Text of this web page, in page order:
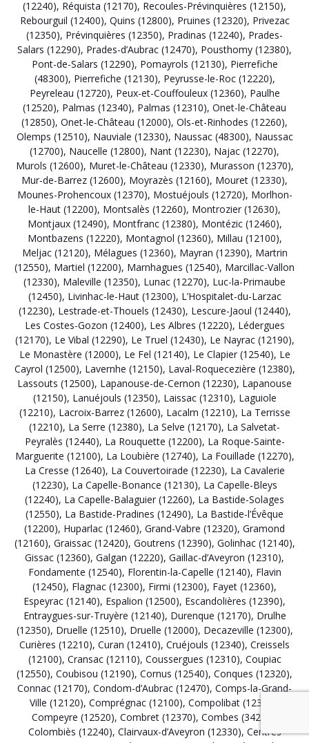
(12240), Réquista (12170), Recoules-Prévinquières (12150),
Rebourguil (12400), Quins (12800), Pruines (12320), Privezac
(12350), Prévinquières (12350), Pradinas (12240), Prades-
Salars (12290), Prades-d’Aubrac (12470), Pousthomy (12380),
Pont-de-Salars (12290), Pomayrols (12130), Pierrefiche
(48300), Pierrefiche (12130), Peyrusse-le-Roc (12220),
Peyreleau (12720), Peux-et-Couffouleux (12360), Paulhe
(12520), Palmas (12340), Palmas (12310), Onet-le-Château
(12850), Onet-le-Château (12000), Ols-et-Rinhodes (12260),
Olemps (12510), Nauviale (12330), Naussac (48300), Naussac
(12700), Naucelle (12800), Nant (12230), Najac (12270),
Murols (12600), Muret-le-Château (12330), Murasson (12370),
Mur-de-Barrez (12600), Moyrazès (12160), Mouret (12330),
Mounes-Prohencoux (12370), Mostuéjouls (12720), Morlhon-
le-Haut (12200), Montsalès (12260), Montrozier (12630),
Montjaux (12490), Montfranc (12380), Montézic (12460),
Montbazens (12220), Montagnol (12360), Millau (12100),
Meljac (12120), Mélagues (12360), Mayran (12390), Martrin
(12550), Martiel (12200), Marnhagues (12540), Marcillac-Vallon
(12330), Maleville (12350), Lunac (12270), Luc-la-Primaube
(12450), Livinhac-le-Haut (12300), L’Hospitalet-du-Larzac
(12230), Lestrade-et-Thouels (12430), Lescure-Jaoul (12440),
Les Costes-Gozon (12400), Les Albres (12220), Lédergues
(12170), Le Vibal (12290), Le Truel (12430), Le Nayrac (12190),
Le Monastère (12000), Le Fel (12140), Le Clapier (12540), Le
Cayrol (12500), Lavernhe (12150), Laval-Roquecezière (12380),
Lassouts (12500), Lapanouse-de-Cernon (12230), Lapanouse
(12150), Lanuéjouls (12350), Laissac (12310), Laguiole
(12210), Lacroix-Barrez (12600), Lacalm (12210), La Terrisse
(12210), La Serre (12380), La Selve (12170), La Salvetat-
Peyralès (12440), La Rouquette (12200), La Roque-Sainte-
Marguerite (12100), La Loubière (12740), La Fouillade (12270),
La Cresse (12640), La Couvertoirade (12230), La Cavalerie
(12230), La Capelle-Bonance (12130), La Capelle-Bleys
(12240), La Capelle-Balaguier (12260), La Bastide-Solages
(12550), La Bastide-Pradines (12490), La Bastide-l’Évêque
(12200), Huparlac (12460), Grand-Vabre (12320), Gramond
(12160), Graissac (12420), Goutrens (12390), Golinhac (12140),
Gissac (12360), Galgan (12220), Gaillac-d’Aveyron (12310),
Fondamente (12540), Florentin-la-Capelle (12140), Flavin
(12450), Flagnac (12300), Firmi (12300), Fayet (12360),
Espeyrac (12140), Espalion (12500), Escandolières (12390),
Entraygues-sur-Truyère (12140), Durenque (12170), Drulhe
(12350), Druelle (12510), Druelle (12000), Decazeville (12300),
Curières (12210), Curan (12410), Cruéjouls (12340), Creissels
(12100), Cransac (12110), Coussergues (12310), Coupiac
(12550), Coubisou (12190), Cornus (12540), Conques (12320),
Connac (12170), Condom-d’Aubrac (12470), Comps-la-Grand-
Ville (12120), Comprégnac (12100), Compolibat (12350)
Compeyre (12520), Combret (12370), Combes (34240)
Colombiès (12240), Clairvaux-d’Aveyron (12330), Centrès